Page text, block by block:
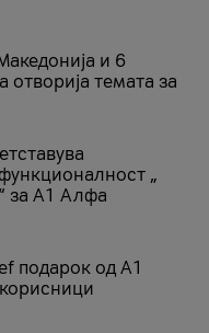
и 6
отворија темата за
„
за А1 Алфа
подарок од А1